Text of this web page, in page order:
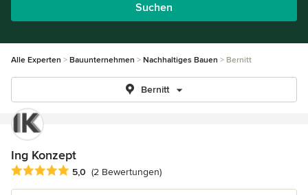
Suchen
Alle Experten Bauunternehmen Nachhaltiges Bauen Bernitt
Bernitt
Ing Konzept
Durchschnittliche Bewertung: 5 von 5 Sternen
5,0 (2 Bewertungen)